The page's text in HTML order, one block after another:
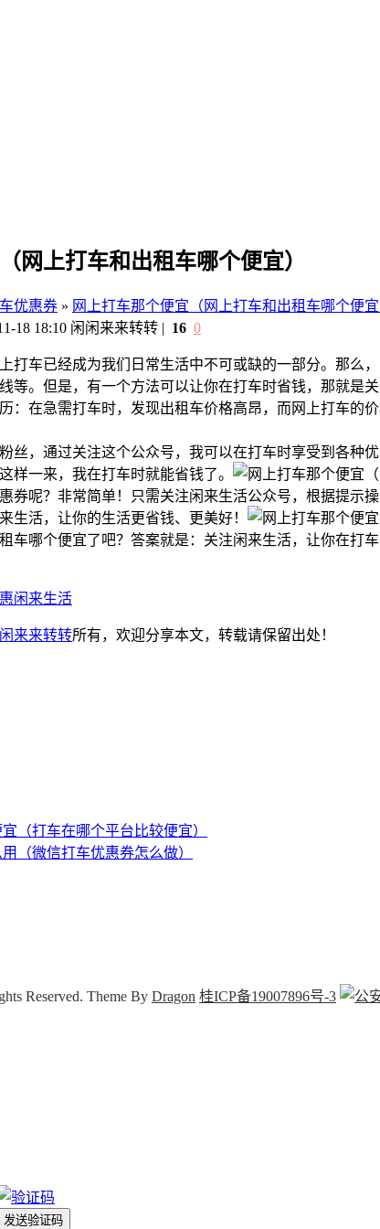
网上打车和出租车哪个便宜）
优惠券 » 网上打车那个便宜（网上打车和出租车哪个便宜
18 18:10 闲闲来来转转 | 16 0
打车已经成为我们日常生活中不可或缺的一部分。那
等。但是，有一个方法可以让你在打车时省钱，那就是
：在急需打车时，发现出租车价格高昂，而网上打车的
丝，通过关注这个公众号，我可以在打车时享受到各种
样一来，我在打车时就能省钱了。
券呢？非常简单！只需关注闲来生活公众号，根据提
生活，让你的生活更省钱、更美好！
车哪个便宜了吧？答案就是：关注闲来生活，让你在打
闲来生活
来来转转所有，欢迎分享本文，转载请保留出处！
（打车在哪个平台比较便宜）
（微信打车优惠券怎么做）
Reserved. Theme By Dragon 桂ICP备19007896号-3